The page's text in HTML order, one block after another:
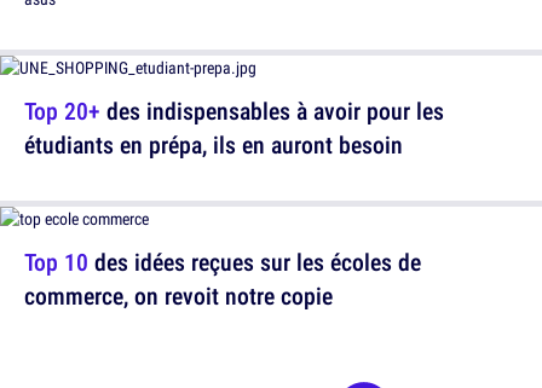
Top 20+ des indispensables à avoir pour les
étudiants en prépa, ils en auront besoin
Top 10 des idées reçues sur les écoles de
commerce, on revoit notre copie